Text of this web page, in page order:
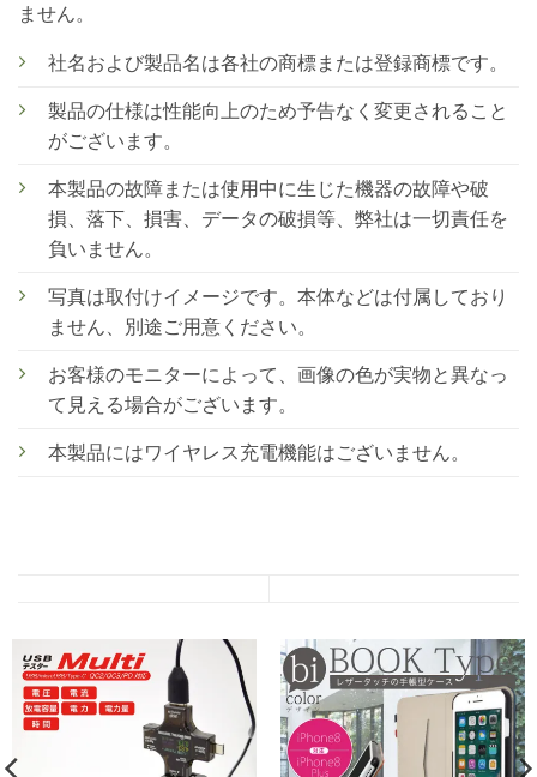
ません。
社名および製品名は各社の商標または登録商標です。
製品の仕様は性能向上のため予告なく変更されること
がございます。
本製品の故障または使用中に生じた機器の故障や破
損、落下、損害、データの破損等、弊社は一切責任を
負いません。
写真は取付けイメージです。本体などは付属しており
ません、別途ご用意ください。
お客様のモニターによって、画像の色が実物と異なっ
て見える場合がございます。
本製品にはワイヤレス充電機能はございません。